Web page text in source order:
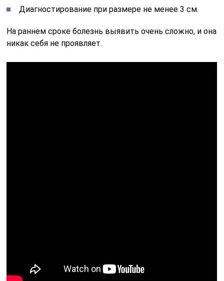
Диагностирование при размере не менее 3 см.
На раннем сроке болезнь выявить очень сложно, и она
никак себя не проявляет.